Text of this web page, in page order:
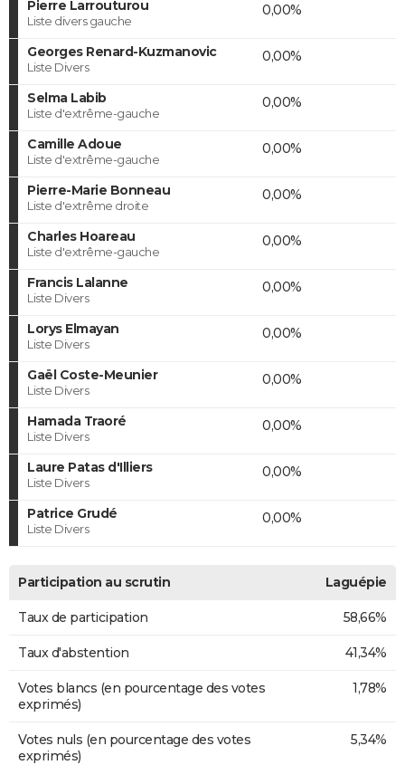
Pierre Larrouturou
Liste divers gauche
0,00%
Georges Renard-Kuzmanovic
Liste Divers
0,00%
Selma Labib
Liste d'extrême-gauche
0,00%
Camille Adoue
Liste d'extrême-gauche
0,00%
Pierre-Marie Bonneau
Liste d'extrême droite
0,00%
Charles Hoareau
Liste d'extrême-gauche
0,00%
Francis Lalanne
Liste Divers
0,00%
Lorys Elmayan
Liste Divers
0,00%
Gaël Coste-Meunier
Liste Divers
0,00%
Hamada Traoré
Liste Divers
0,00%
Laure Patas d'Illiers
Liste Divers
0,00%
Patrice Grudé
Liste Divers
0,00%
Participation au scrutin Laguépie
Taux de participation 58,66%
Taux d'abstention 41,34%
Votes blancs (en pourcentage des votes
exprimés)
1,78%
Votes nuls (en pourcentage des votes
exprimés)
5,34%